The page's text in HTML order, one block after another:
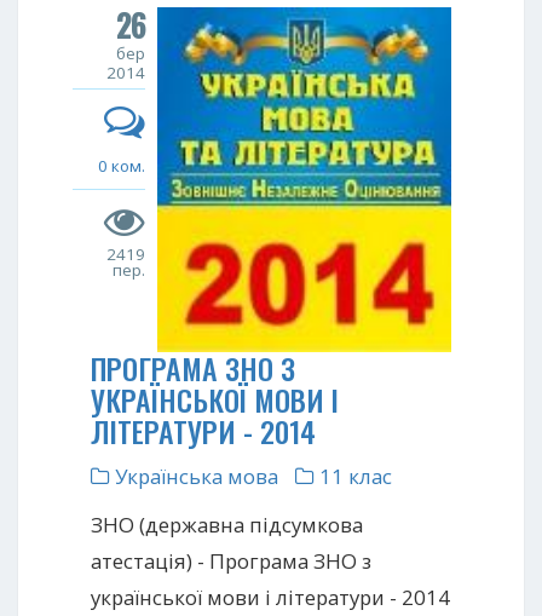
26
бер
2014
0 ком.
2419
пер.
ПРОГРАМА ЗНО З
УКРАЇНСЬКОЇ МОВИ І
ЛІТЕРАТУРИ - 2014
Українська мова
11 клас
ЗНО (державна підсумкова
атестація) - Програма ЗНО з
української мови і літератури - 2014